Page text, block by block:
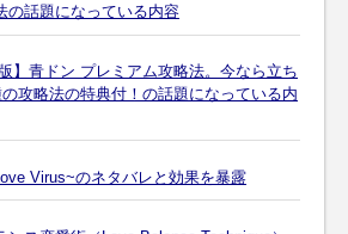
の話題になっている内容
】青ドン プレミアム攻略法。今なら立ち
攻略法の特典付！の話題になっている内
Virus~のネタバレと効果を暴露